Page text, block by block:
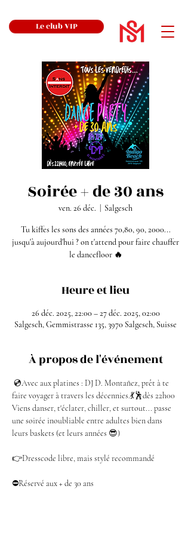
Le club VIP
Soirée + de 30 ans
ven. 26 déc. Salgesch
Tu kiffes les sons des années 70,80, 90, 2000...
jusqu'à aujourd'hui ? on t'attend pour faire chauffer
le dancefloor 🔥
Heure et lieu
26 déc. 2025, 22:00 – 27 déc. 2025, 02:00
Salgesch, Gemmistrasse 135, 3970 Salgesch, Suisse
À propos de l'événement
💿Avec aux platines : DJ D. Montañez, prêt à te
faire voyager à travers les décennies.💃🕺dès 22h00
Viens danser, t'éclater, chiller, et surtout... passe
une soirée inoubliable entre adultes bien dans
leurs baskets (et leurs années 😎)
👉Dresscode libre, mais stylé recommandé
⛔Réservé aux + de 30 ans